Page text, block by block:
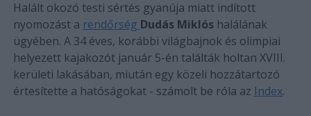
Halált okozó testi sértés gyanúja miatt indított
nyomozást a rendőrség Dudás Miklóshalálának
ügyében. A 34 éves, korábbi világbajnok és olimpiai
helyezett kajakozót január 5-én találták holtan XVIII.
kerületi lakásában, miután egy közeli hozzátartozó
értesítette a hatóságokat - számolt be róla az Index.